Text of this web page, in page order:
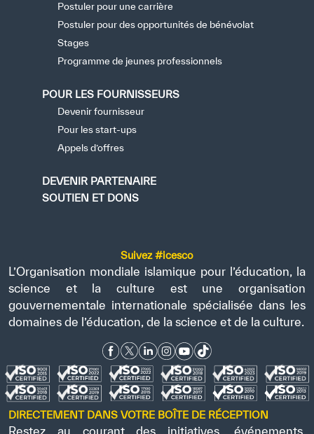
Postuler pour une carrière
Postuler pour des opportunités de bénévolat
Stages
Programme de jeunes professionnels
POUR LES FOURNISSEURS
Devenir fournisseur
Pour les start-ups
Appels d’offres
DEVENIR PARTENAIRE
SOUTIEN ET DONS
Suivez #icesco
L’Organisation mondiale islamique pour l’éducation, la
science et la culture est une organisation
gouvernementale internationale spécialisée dans les
domaines de l’éducation, de la science et de la culture.
DIRECTEMENT DANS VOTRE BOÎTE DE RÉCEPTION
Restez au courant des initiatives, événements,